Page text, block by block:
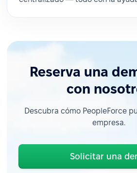
Reserva una
con
Descubra cómo PeopleForce
empresa.
Solicitar una